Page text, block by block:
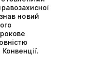
новий